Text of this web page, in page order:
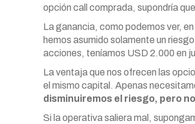
opción call comprada, supondría
La ganancia, como podemos ver,
hemos asumido solamente un
acciones, teníamos USD 2.000 en
La ventaja que nos ofrecen las
el mismo capital. Apenas
disminuiremos el riesgo, pero
Si la operativa saliera mal,